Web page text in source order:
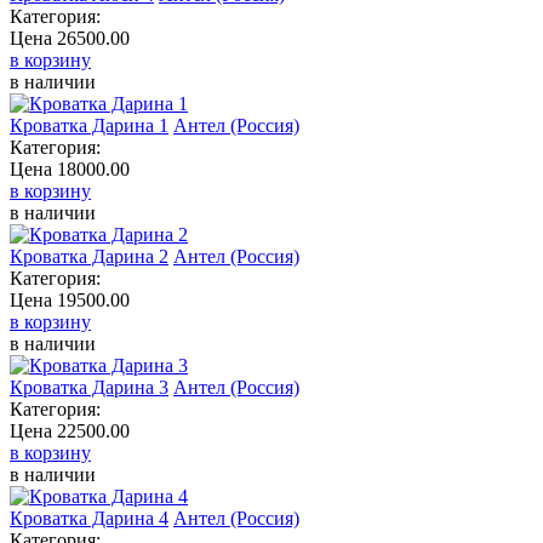
Категория:
Цена 26500.00
в корзину
в наличии
Кроватка Дарина 1 Антел (Россия)
Категория:
Цена 18000.00
в корзину
в наличии
Кроватка Дарина 2 Антел (Россия)
Категория:
Цена 19500.00
в корзину
в наличии
Кроватка Дарина 3 Антел (Россия)
Категория:
Цена 22500.00
в корзину
в наличии
Кроватка Дарина 4 Антел (Россия)